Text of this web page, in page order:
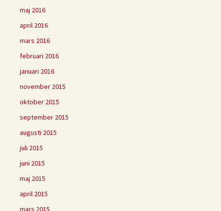
maj 2016
april 2016
mars 2016
februari 2016
januari 2016
november 2015
oktober 2015
september 2015
augusti 2015
juli 2015
juni 2015
maj 2015
april 2015
mars 2015